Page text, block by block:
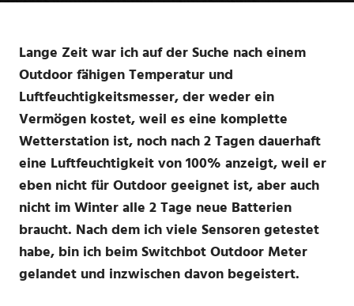
Lange Zeit war ich auf der Suche nach einem
Outdoor fähigen Temperatur und
Luftfeuchtigkeitsmesser, der weder ein
Vermögen kostet, weil es eine komplette
Wetterstation ist, noch nach 2 Tagen dauerhaft
eine Luftfeuchtigkeit von 100% anzeigt, weil er
eben nicht für Outdoor geeignet ist, aber auch
nicht im Winter alle 2 Tage neue Batterien
braucht. Nach dem ich viele Sensoren getestet
habe, bin ich beim Switchbot Outdoor Meter
gelandet und inzwischen davon begeistert.